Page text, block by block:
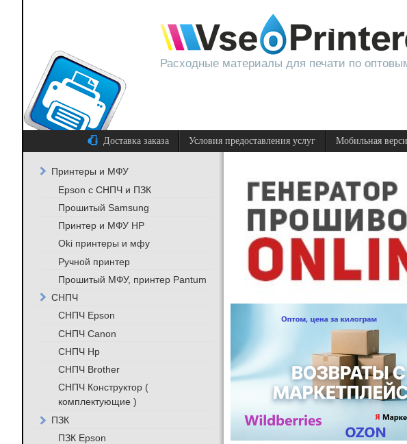
Расходные материалы для печати по
Доставка заказа Условия предоставления услуг Мобильная
Принтеры и МФУ
Epson с СНПЧ и ПЗК
Прошитый Samsung
Принтер и МФУ HP
Oki принтеры и мфу
Ручной принтер
Прошитый МФУ, принтер Pantum
СНПЧ
СНПЧ Epson
СНПЧ Canon
СНПЧ Hp
СНПЧ Brother
СНПЧ Конструктор (
комплектующие )
ПЗК
ПЗК Epson